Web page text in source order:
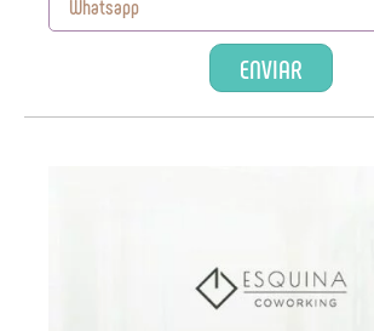
ENVIAR